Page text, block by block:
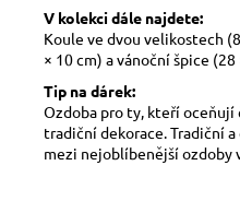
V kolekci dále najdete:
Koule ve dvou velikostech
× 10 cm) a vánoční špice (28
Tip na dárek:
Ozdoba pro ty, kteří oceňují
tradiční dekorace. Tradiční
mezi nejoblíbenější ozdoby